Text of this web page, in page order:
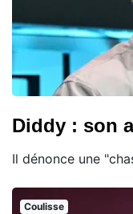
Diddy : son
Il dénonce une
Coulisse